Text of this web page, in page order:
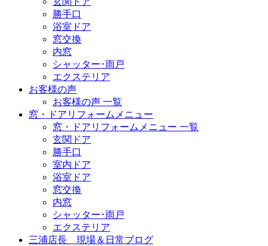
勝手口
浴室ドア
窓交換
内窓
シャッター･雨戸
エクステリア
お客様の声
お客様の声 一覧
窓・ドアリフォームメニュー
窓・ドアリフォームメニュー 一覧
玄関ドア
勝手口
室内ドア
浴室ドア
窓交換
内窓
シャッター･雨戸
エクステリア
三浦店長 現場＆日常ブログ